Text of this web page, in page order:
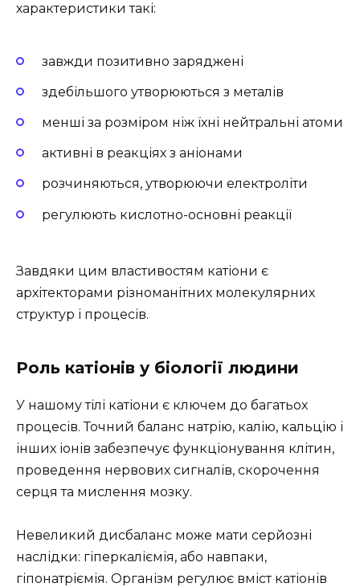
характеристики такі:
завжди позитивно заряджені
здебільшого утворюються з металів
менші за розміром ніж їхні нейтральні атоми
активні в реакціях з аніонами
розчиняються, утворюючи електроліти
регулюють кислотно-основні реакції
Завдяки цим властивостям катіони є
архітекторами різноманітних молекулярних
структур і процесів.
Роль катіонів у біології людини
У нашому тілі катіони є ключем до багатьох
процесів. Точний баланс натрію, калію, кальцію і
інших іонів забезпечує функціонування клітин,
проведення нервових сигналів, скорочення
серця та мислення мозку.
Невеликий дисбаланс може мати серйозні
наслідки: гіперкаліємія, або навпаки,
гіпонатріємія. Організм регулює вміст катіонів